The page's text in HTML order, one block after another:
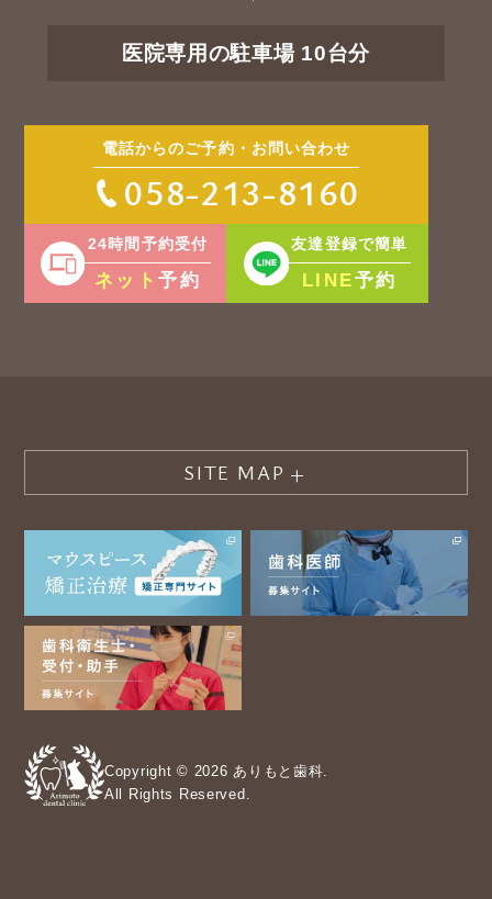
医院専用の駐車場 10台分
電話からのご予約・お問い合わせ
058-213-8160
24時間予約受付
ネット予約
友達登録で簡単
LINE予約
SITE MAP
Copyright © 2026 ありもと歯科.
All Rights Reserved.